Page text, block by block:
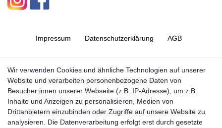
Impressum Daten­schutz­erklärung AGB
Barrierefreiheitserklärung Widerrufs­recht
Vertrag widerrufen Kontakt
Wir verwenden Cookies und ähnliche Technologien auf unserer
Website und verarbeiten personenbezogene Daten von
Besucher:innen unserer Webseite (z.B. IP-Adresse), um z.B.
Inhalte und Anzeigen zu personalisieren, Medien von
Drittanbietern einzubinden oder Zugriffe auf unsere Website zu
analysieren. Die Datenverarbeitung erfolgt erst durch gesetzte